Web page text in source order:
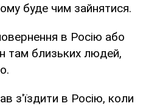
буде чим зайнятися.
в Росію або
там близьких людей,
з'їздити в Росію, коли